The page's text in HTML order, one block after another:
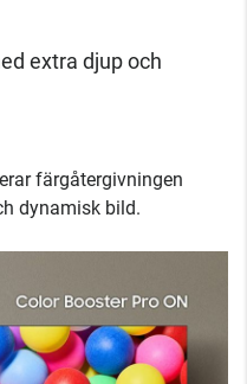
extra djup och
färgåtergivningen
dynamisk bild.